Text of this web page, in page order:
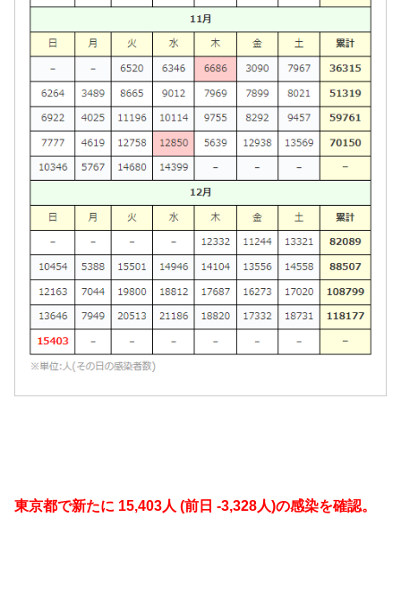
東京都で新たに 15,403人 (前日 -3,328人)の感染を確認。